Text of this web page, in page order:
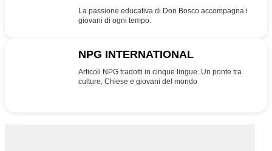
La passione educativa di Don Bosco accompagna i
giovani di ogni tempo.
NPG INTERNATIONAL
Articoli NPG tradotti in cinque lingue. Un ponte tra
culture, Chiese e giovani del mondo